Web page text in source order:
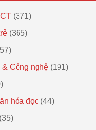
(371)
(365)
& Công nghệ (191)
hóa đọc (44)
(35)